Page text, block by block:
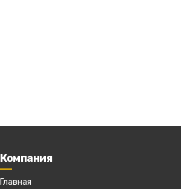
Компания
Главная